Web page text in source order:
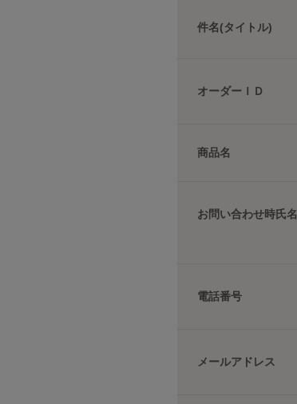
件名(タイトル)
オーダーＩＤ
商品名
お問い合わせ時氏名
電話番号
メールアドレス